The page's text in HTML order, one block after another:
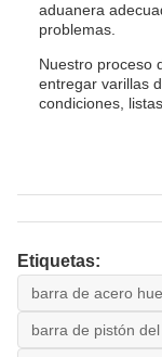
aduanera
problemas.
Nuestro proceso
entregar varillas
condiciones,
Etiquetas:
barra de acero
barra de pistón